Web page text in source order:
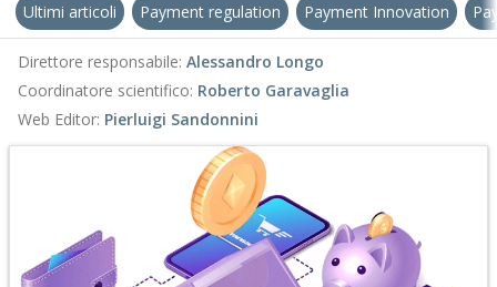
Ultimi articoli Payment regulation Payment Innovation
Direttore responsabile: Alessandro Longo
Coordinatore scientifico: Roberto Garavaglia
Web Editor: Pierluigi Sandonnini